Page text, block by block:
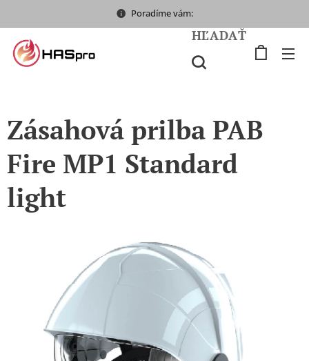
Poradíme vám:
HĽADAŤ
Zásahová prilba PAB
Fire MP1 Standard
light